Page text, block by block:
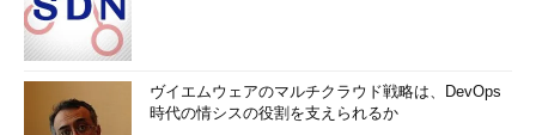
ヴイエムウェアのマルチクラウド戦略は、DevOps
時代の情シスの役割を支えられるか